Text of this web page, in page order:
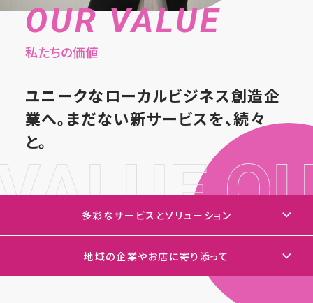
OUR VALUE
私たちの価値
ユニークなローカルビジネス創造企
業へ。まだない新サービスを、続々
と。
多彩なサービスとソリューション
地域の企業やお店に寄り添って